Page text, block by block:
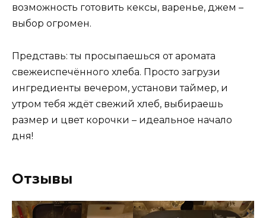
возможность готовить кексы, варенье, джем –
выбор огромен.
Представь: ты просыпаешься от аромата
свежеиспечённого хлеба. Просто загрузи
ингредиенты вечером, установи таймер, и
утром тебя ждёт свежий хлеб, выбираешь
размер и цвет корочки – идеальное начало
дня!
Отзывы